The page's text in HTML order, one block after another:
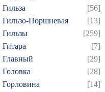
Гильза
[56]
Гильзо-Поршневая
[13]
Гильзы
[259]
Гитара
[7]
Главный
[29]
Головка
[28]
Горловина
[14]